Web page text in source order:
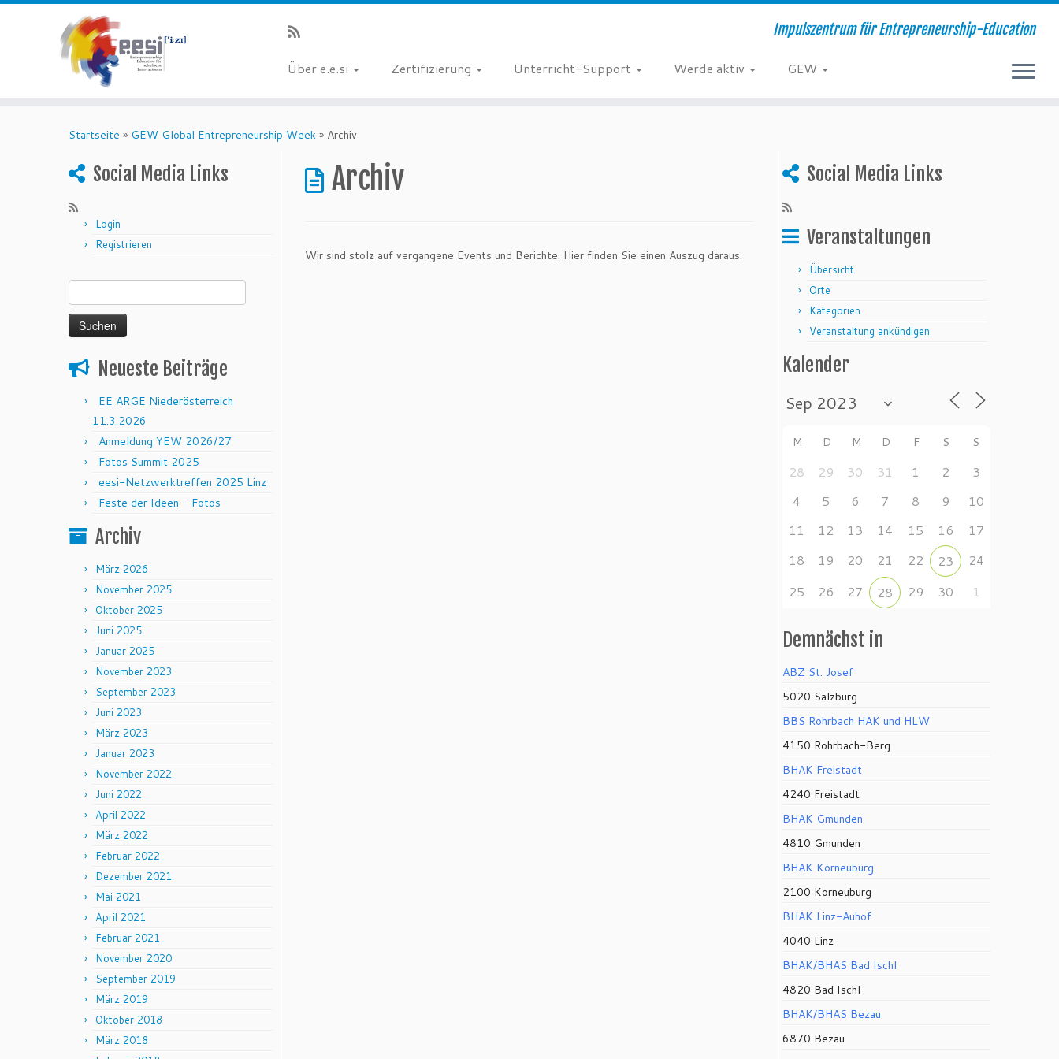
Impulszentrum für Entrepreneurship-Education
Über e.e.si Zertifizierung Unterricht-Support Werde aktiv GEW
Startseite » GEW Global Entrepreneurship Week » Archiv
Social Media Links
Login
Registrieren
Neueste Beiträge
EE ARGE Niederösterreich
11.3.2026
Anmeldung YEW 2026/27
Fotos Summit 2025
eesi-Netzwerktreffen 2025 Linz
Feste der Ideen – Fotos
Archiv
März 2026
November 2025
Oktober 2025
Juni 2025
Januar 2025
November 2023
September 2023
Juni 2023
März 2023
Januar 2023
November 2022
Juni 2022
April 2022
März 2022
Februar 2022
Dezember 2021
Mai 2021
April 2021
Februar 2021
November 2020
September 2019
März 2019
Oktober 2018
März 2018
Archiv
Wir sind stolz auf vergangene Events und Berichte. Hier finden Sie einen Auszug daraus.
Social Media Links
Veranstaltungen
Übersicht
Orte
Kategorien
Veranstaltung ankündigen
Kalender
M D M D F S S
28 29 30 31 1 2
3
4
5 6 7 8 9
10
11
12 13 14 15 16
17
18
19 20 21 22 23
24
25
26 27 28 29 30 1
Demnächst in
ABZ St. Josef
5020 Salzburg
BBS Rohrbach HAK und HLW
4150 Rohrbach-Berg
BHAK Freistadt
4240 Freistadt
BHAK Gmunden
4810 Gmunden
BHAK Korneuburg
2100 Korneuburg
BHAK Linz-Auhof
4040 Linz
BHAK/BHAS Bad Ischl
4820 Bad Ischl
BHAK/BHAS Bezau
6870 Bezau